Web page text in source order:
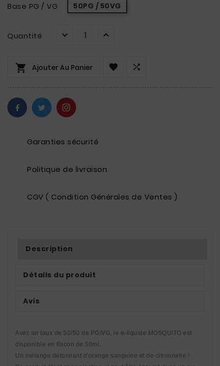
Base PG / VG 50PG / 50VG
Quantité
 Ajouter Au Panier  
Garanties sécurité
Politique de livraison
CGV ( Condition Générales de Ventes )
Description
Détails du produit
Avis
Avec un taux de 50/50 de PG/VG, le e-liquide MOSQUITO est
disponible en flacon de 50ml.
Un mélange détonnant d'orange sanguine et de citronnelle !